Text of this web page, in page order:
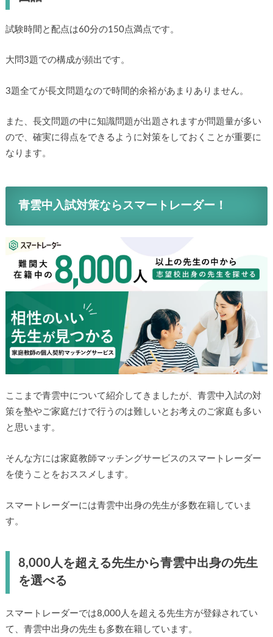
試験時間と配点は60分の150点満点です。
大問3題での構成が頻出です。
3題全てが長文問題なので時間的余裕があまりありません。
また、長文問題の中に知識問題が出題されますが問題量が多い
ので、確実に得点をできるように対策をしておくことが重要に
なります。
青雲中入試対策ならスマートレーダー！
ここまで青雲中について紹介してきましたが、青雲中入試の対
策を塾やご家庭だけで行うのは難しいとお考えのご家庭も多い
と思います。
そんな方には家庭教師マッチングサービスのスマートレーダー
を使うことをおススメします。
スマートレーダーには青雲中出身の先生が多数在籍していま
す。
8,000人を超える先生から青雲中出身の先生
を選べる
スマートレーダーでは8,000人を超える先生方が登録されてい
て、青雲中出身の先生も多数在籍しています。